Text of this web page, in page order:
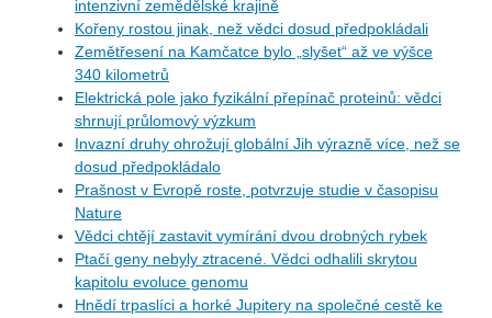
intenzivní zemědělské krajině
Kořeny rostou jinak, než vědci dosud předpokládali
Zemětřesení na Kamčatce bylo „slyšet“ až ve výšce
340 kilometrů
Elektrická pole jako fyzikální přepínač proteinů: vědci
shrnují průlomový výzkum
Invazní druhy ohrožují globální Jih výrazně více, než se
dosud předpokládalo
Prašnost v Evropě roste, potvrzuje studie v časopisu
Nature
Vědci chtějí zastavit vymírání dvou drobných rybek
Ptačí geny nebyly ztracené. Vědci odhalili skrytou
kapitolu evoluce genomu
Hnědí trpaslíci a horké Jupitery na společné cestě ke